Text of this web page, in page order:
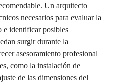
Un arquitecto
necesarios para evaluar la
e identificar posibles
surgir durante la
asesoramiento profesional
como la instalación de
de las dimensiones del